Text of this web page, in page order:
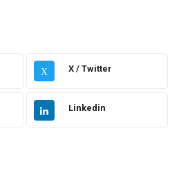
Elektrik & Elektronik
Makine
X X / Twitter
Linkedin